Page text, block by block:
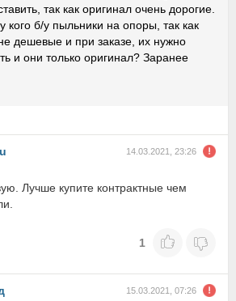
так как оригинал очень дорогие.
кого б/у пыльники на опоры, так как
дешевые и при заказе, их нужно
и они только оригинал? Заранее
14.03.2021, 23:26
Лучше купите контрактные чем
1
15.03.2021, 07:26